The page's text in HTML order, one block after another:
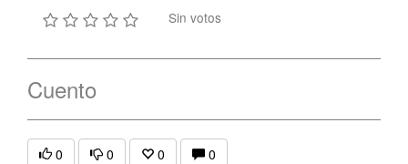
Sin votos
Cuento
0 0 0 0